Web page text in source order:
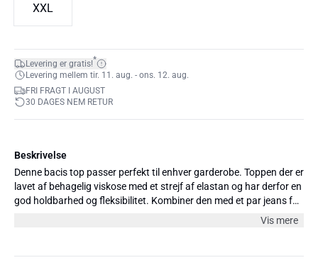
XXL
Levering er gratis!*
Levering mellem tir. 11. aug. - ons. 12. aug.
FRI FRAGT I AUGUST
30 DAGES NEM RETUR
Beskrivelse
Denne bacis top passer perfekt til enhver garderobe. Toppen der er
lavet af behagelig viskose med et strejf af elastan og har derfor en
god holdbarhed og fleksibilitet. Kombiner den med et par jeans for
Vis mere